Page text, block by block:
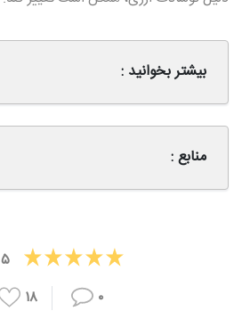
بیشتر بخوانید :
منابع :
۵
۰
۱۸